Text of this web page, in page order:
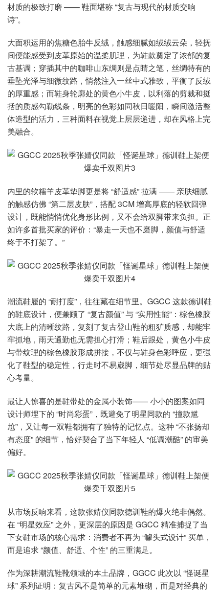
材质的极致打磨 —— 鞋面堪称 “复古与现代的材质交响
诗”。
大面积运用的焦糖色胎牛反绒，触感细腻如绒绒云朵，轻抚
间便能感受到皮革原始的温柔肌理，为鞋款奠定了浓郁的复
古基调；穿插其中的咖啡山东绸则是点睛之笔，丝绸特有的
垂坠光泽与细微纹路，悄然注入一丝中式雅致，平衡了反绒
的厚重感；而鞋身轮廓处的黄色小牛皮，以利落的剪裁和挺
括的质感勾勒线条，明亮的色彩如同秋日暖阳，瞬间激活整
体造型的活力，三种面料在视觉上层层递进，却在风格上完
美融合。
内里的软糯羊皮革垫脚更是将 “舒适感” 拉满 —— 亲肤细腻
的触感仿佛 “第二层皮肤”，搭配 3CM 增高厚底的轻软回弹
设计，既能悄悄优化身形比例，又不会给双脚带来负担。正
如许多首批买家的评价：“暴走一天也不磨脚，颜值与舒适
终于不打架了。”
潮流鞋履的 “耐打度”，往往藏在细节里。GGCC 这款德训鞋
的鞋底设计，便兼顾了 “复古颜值” 与 “实用性能”：棕色橡胶
大底上的清晰纹路，复刻了复古登山鞋的粗犷质感，却能牢
牢抓地，雨天通勤也无需担心打滑；鞋后跟处，黄色小牛皮
与带纹理的棕色橡胶形成拼接，不仅与鞋身色彩呼应，更强
化了鞋型的稳定性，行走时不易崴脚，细节处尽显品牌的贴
心考量。
最让人惊喜的是鞋带处的金属小装饰—— 小小的图案如同
设计师埋下的 “时尚彩蛋”，既避免了明星同款的 “撞款尴
尬”，又让每一双鞋都拥有了独特的记忆点。这种 “不张扬却
有态度” 的细节，恰好契合了当下年轻人 “低调潮酷” 的审美
偏好。
从市场反响来看，这款张婧仪同款德训鞋的爆火绝非偶然。
在 “明星效应” 之外，更深层的原因是 GGCC 精准捕捉了当
下女鞋市场的核心需求：消费者不再为 “噱头式设计” 买单，
而是追求 “颜值、舒适、个性” 的三重满足。
作为深耕潮流鞋靴领域的本土品牌，GGCC 此次以 “怪诞星
球” 系列证明：复古风不是简单的元素堆砌，而是对经典的